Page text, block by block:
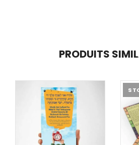
PRODUITS